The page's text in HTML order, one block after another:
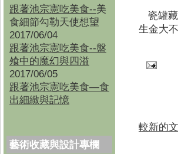
跟著池宗憲吃美食--美
食細節勾勒天使想望
2017/06/04
跟著池宗憲吃美食--盤
飧中的魔幻與四溢
2017/06/05
跟著池宗憲吃美食—食
出細緻與記憶
藝術收藏與設計專欄
瓷罐
生金大不
較新的